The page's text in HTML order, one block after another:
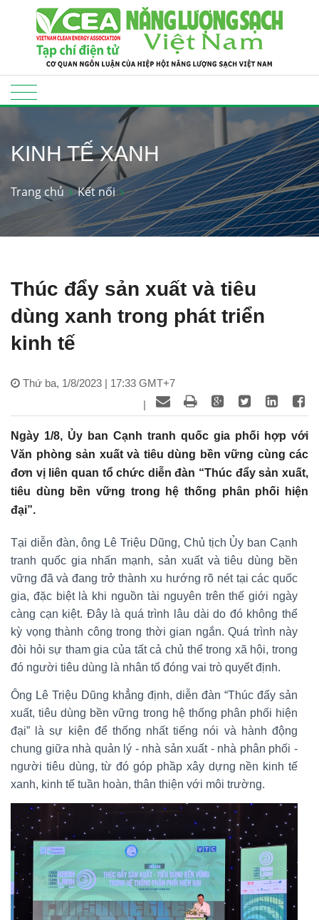
KINH TẾ XANH
Trang chủ Kết nối
Thúc đẩy sản xuất và tiêu
dùng xanh trong phát triển
kinh tế
Thứ ba, 1/8/2023 | 17:33 GMT+7
|
Ngày 1/8, Ủy ban Cạnh tranh quốc gia phối hợp với
Văn phòng sản xuất và tiêu dùng bền vững cùng các
đơn vị liên quan tổ chức diễn đàn “Thúc đẩy sản xuất,
tiêu dùng bền vững trong hệ thống phân phối hiện
đại”.
Tại diễn đàn, ông Lê Triệu Dũng, Chủ tịch Ủy ban Cạnh
tranh quốc gia nhấn mạnh, sản xuất và tiêu dùng bền
vững đã và đang trở thành xu hướng rõ nét tại các quốc
gia, đặc biệt là khi nguồn tài nguyên trên thế giới ngày
càng cạn kiệt. Đây là quá trình lâu dài do đó không thể
kỳ vọng thành công trong thời gian ngắn. Quá trình này
đòi hỏi sự tham gia của tất cả chủ thể trong xã hội, trong
đó người tiêu dùng là nhân tố đóng vai trò quyết định.
Ông Lê Triệu Dũng khẳng định, diễn đàn “Thúc đẩy sản
xuất, tiêu dùng bền vững trong hệ thống phân phối hiện
đại” là sự kiện để thống nhất tiếng nói và hành động
chung giữa nhà quản lý - nhà sản xuất - nhà phân phối -
người tiêu dùng, từ đó góp phầp xây dựng nền kinh tế
xanh, kinh tế tuần hoàn, thân thiện với môi trường.